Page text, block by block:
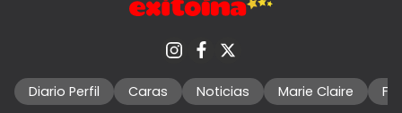
Diario Perfil Caras Noticias Marie Claire